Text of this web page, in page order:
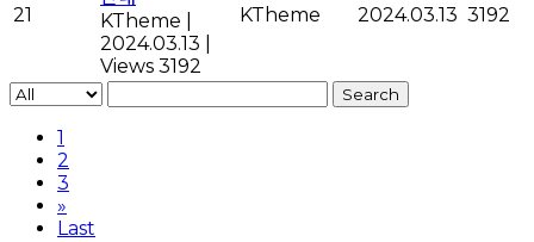
21
KTheme
2024.03.13
Views 3192
KTheme 2024.03.13 3192
Search
1
2
3
»
Last